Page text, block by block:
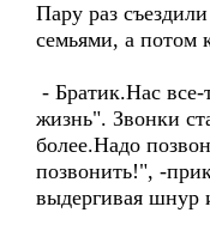
Пару раз
семьями, а потом
- Братик.Нас все-
жизнь". Звонки
более.Надо
позвонить!", -
выдергивая шнур